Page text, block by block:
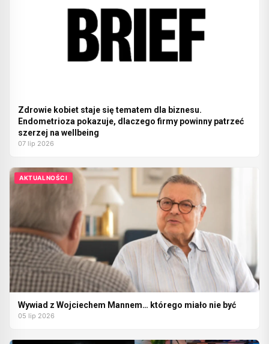
Zdrowie kobiet staje się tematem dla biznesu.
Endometrioza pokazuje, dlaczego firmy powinny patrzeć
szerzej na wellbeing
07 lip 2026
AKTUALNOŚCI
Wywiad z Wojciechem Mannem… którego miało nie być
05 lip 2026